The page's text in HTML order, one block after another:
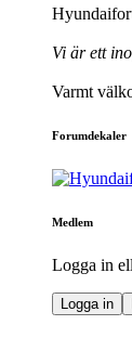
Vi är ett
Varmt
Forumdekaler
Medlem
Logga in
Logga in